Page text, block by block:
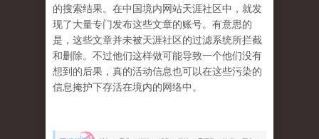
的搜索结果。在中国境内网站天涯社区中，就发
现了大量专门发布这些文章的账号。有意思的
是，这些文章并未被天涯社区的过滤系统所拦截
和删除。不过他们这样做可能导致一个他们没有
想到的后果，真的活动信息也可以在这些污染的
信息掩护下存活在境内的网络中。